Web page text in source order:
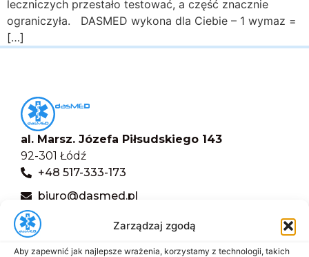
Zarządzaj zgodą
Aby zapewnić jak najlepsze wrażenia, korzystamy z technologii, takich
leczniczych przestało testować, a część znacznie
ograniczyła. DASMED wykona dla Ciebie – 1 wymaz =
[…]
al. Marsz. Józefa Piłsudskiego 143
92-301 Łódź
+48 517-333-173
biuro@dasmed.pl
Menu